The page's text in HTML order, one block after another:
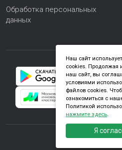
Обработка персональных
данных
© 2024 –
Наш сайт
cookies. Продолжая
наш сайт, вы
условиями
файлов cookies.
ознакомиться с
Политикой
нажмите здесь.
Я